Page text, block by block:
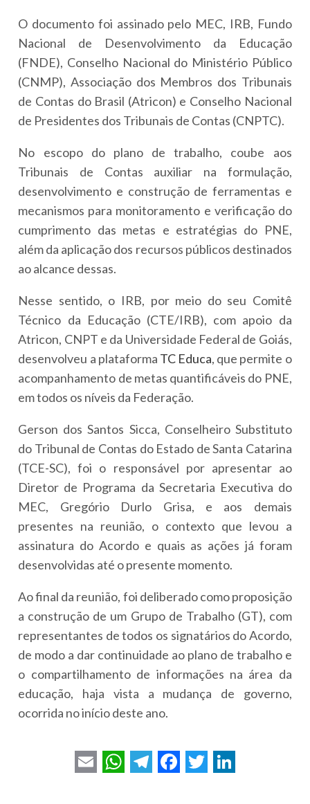
O documento foi assinado pelo MEC, IRB, Fundo
Nacional de Desenvolvimento da Educação
(FNDE), Conselho Nacional do Ministério Público
(CNMP), Associação dos Membros dos Tribunais
de Contas do Brasil (Atricon) e Conselho Nacional
de Presidentes dos Tribunais de Contas (CNPTC).
No escopo do plano de trabalho, coube aos
Tribunais de Contas auxiliar na formulação,
desenvolvimento e construção de ferramentas e
mecanismos para monitoramento e verificação do
cumprimento das metas e estratégias do PNE,
além da aplicação dos recursos públicos destinados
ao alcance dessas.
Nesse sentido, o IRB, por meio do seu Comitê
Técnico da Educação (CTE/IRB), com apoio da
Atricon, CNPT e da Universidade Federal de Goiás,
desenvolveu a plataforma TC Educa, que permite o
acompanhamento de metas quantificáveis do PNE,
em todos os níveis da Federação.
Gerson dos Santos Sicca, Conselheiro Substituto
do Tribunal de Contas do Estado de Santa Catarina
(TCE-SC), foi o responsável por apresentar ao
Diretor de Programa da Secretaria Executiva do
MEC, Gregório Durlo Grisa, e aos demais
presentes na reunião, o contexto que levou a
assinatura do Acordo e quais as ações já foram
desenvolvidas até o presente momento.
Ao final da reunião, foi deliberado como proposição
a construção de um Grupo de Trabalho (GT), com
representantes de todos os signatários do Acordo,
de modo a dar continuidade ao plano de trabalho e
o compartilhamento de informações na área da
educação, haja vista a mudança de governo,
ocorrida no início deste ano.